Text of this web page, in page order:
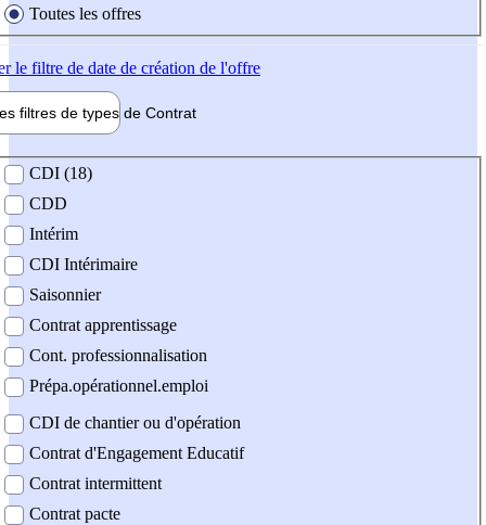
Toutes les offres
le filtre de date de création de l'offre
filtres de types de Contrat
contrat
CDI (18)
CDD
Intérim
CDI Intérimaire
Saisonnier
Contrat apprentissage
Cont. professionnalisation
Prépa.opérationnel.emploi
CDI de chantier ou d'opération
Contrat d'Engagement Educatif
Contrat intermittent
Contrat pacte